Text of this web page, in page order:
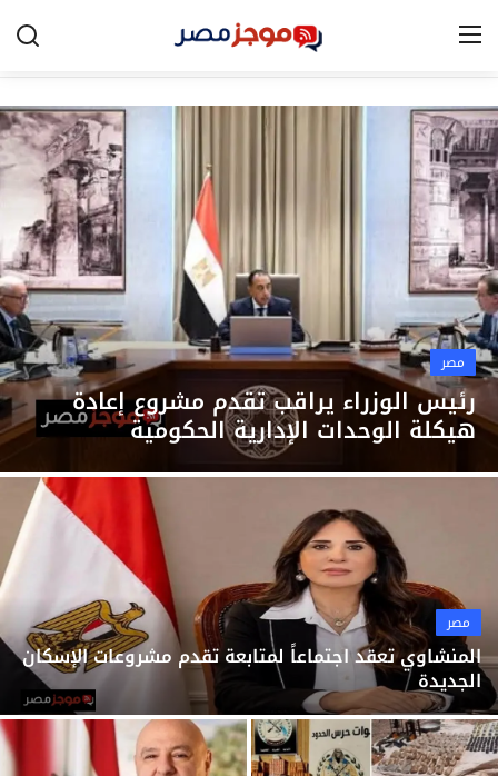
الرئيسية
مصر
الخليج
العالم
الرياضة
اقتصاد
تكنولوجيا
التعليم
منوعات
مصر
رئيس الوزراء يراقب تقدم مشروع إعادة
هيكلة الوحدات الإدارية الحكومية
مصر
المنشاوي تعقد اجتماعاً لمتابعة تقدم مشروعات الإسكان
الجديدة